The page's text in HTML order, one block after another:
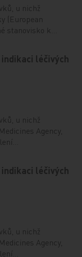
u nichž
(European
stanovisko k…
léčivých
u nichž
Agency,
léčivých
u nichž
Agency,